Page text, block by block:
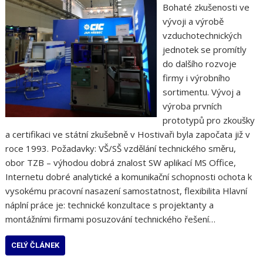
Bohaté zkušenosti ve
vývoji a výrobě
vzduchotechnických
jednotek se promítly
do dalšího rozvoje
firmy i výrobního
sortimentu. Vývoj a
výroba prvních
prototypů pro zkoušky
a certifikaci ve státní zkušebně v Hostivaři byla započata již v
roce 1993. Požadavky: VŠ/SŠ vzdělání technického směru,
obor TZB – výhodou dobrá znalost SW aplikací MS Office,
Internetu dobré analytické a komunikační schopnosti ochota k
vysokému pracovní nasazení samostatnost, flexibilita Hlavní
náplní práce je: technické konzultace s projektanty a
montážními firmami posuzování technického řešení…
CELÝ ČLÁNEK